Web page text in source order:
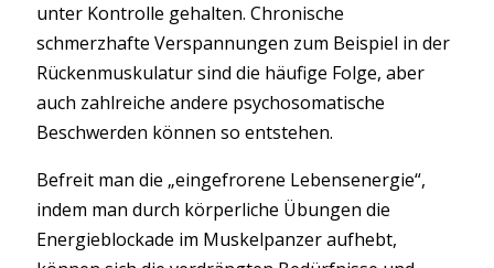
unter Kontrolle gehalten. Chronische
schmerzhafte Verspannungen zum Beispiel in der
Rückenmuskulatur sind die häufige Folge, aber
auch zahlreiche andere psychosomatische
Beschwerden können so entstehen.
Befreit man die „eingefrorene Lebensenergie“,
indem man durch körperliche Übungen die
Energieblockade im Muskelpanzer aufhebt,